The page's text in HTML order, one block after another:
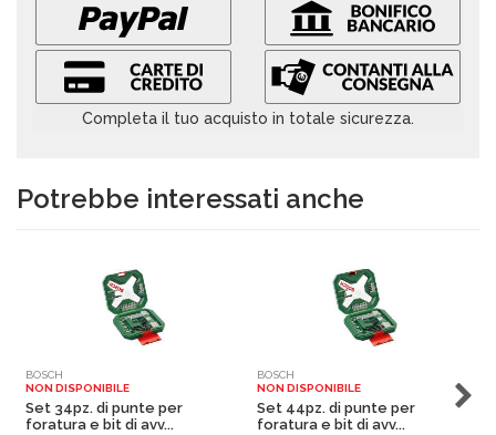
Completa il tuo acquisto in totale sicurezza.
Potrebbe interessati anche
BOSCH
NON DISPONIBILE
Set 34pz. di punte per
foratura e bit di avv...
BOSCH
NON DISPONIBILE
Set 44pz. di punte per
foratura e bit di avv...